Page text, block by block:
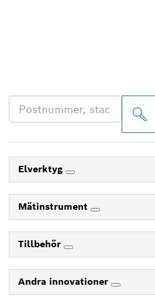
Elverktyg
Mätinstrument
Tillbehör
Andra innovationer